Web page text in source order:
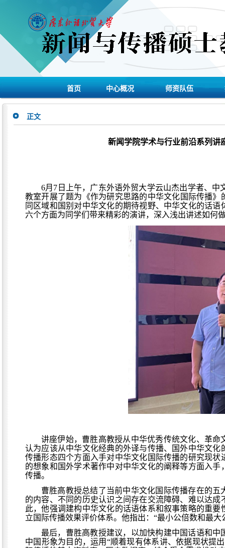
首页 中心概况 师资队伍
正文
新闻学院学术与行业前沿系列讲
6月 7 日 上午，广东外语外贸大学云山杰出学者、 中
教室开展了题为《作为研究思路的中华文化国际传播》
同区域和国别对中华文化的期待视野、中华文化的话
六个方面为同学们带来精彩的演讲，深入浅出讲述如何
讲座伊始，曹胜高教授从中华优秀传统文化、革
认为应该从中华文化经典的外译与传播、国外中华文
传播形态四个方面入手对中华文化国际传播的研究现
的想象和国外学术著作中对中华文化的阐释等方面入
传播。
曹胜高教授总结了当前中华文化国际传播存在的
的内容、不同的历史认识之间存在交流障碍、难以达
此，他强调建构中华文化的话语体系和叙事策略的重
立国际传播效果评价体系。他指出： “最小公倍数和最大
最后，曹胜高教授建议，以加快构建中国话语和
中国形象为目的，运用 “顺着现有体系讲、依据现状提